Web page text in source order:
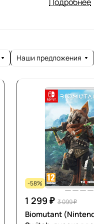
годы
Bugbear
Наши предложения
-58%
1 299 ₽ 3 099 ₽
Biomutant